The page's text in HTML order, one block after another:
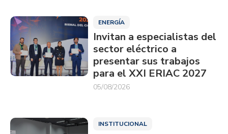
ENERGÍA
Invitan a especialistas del
sector eléctrico a
presentar sus trabajos
para el XXI ERIAC 2027
05/08/2026
INSTITUCIONAL